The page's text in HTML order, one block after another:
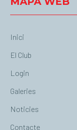
Inici
El Club
Login
Galeries
Noticies
Contacte